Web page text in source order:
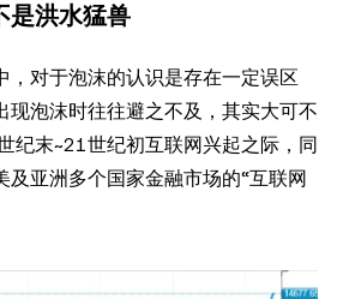
是洪水猛兽
，对于泡沫的认识是存在一定误区
现泡沫时往往避之不及，其实大可不
纪末~21世纪初互联网兴起之际，同
及亚洲多个国家金融市场的“互联网